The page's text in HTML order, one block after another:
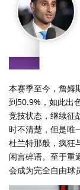
本赛季至今，詹姆
到50.9%，如此出
竞技状态，继续征
时不清楚，但是唯
杜兰特那般，疯狂
闲言碎语。至于重
会成为完全自由球